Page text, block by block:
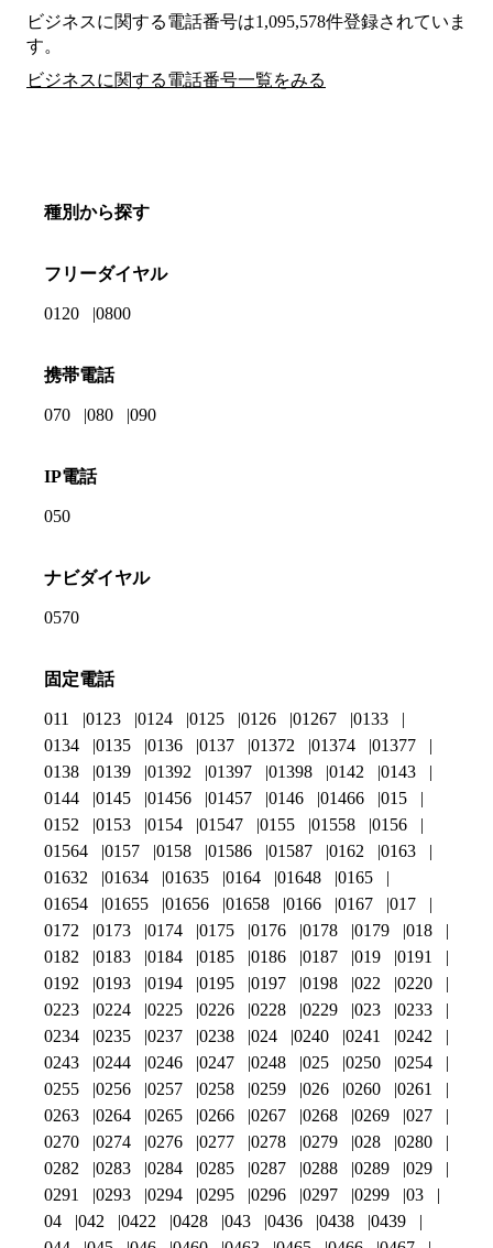
ビジネスに関する電話番号は1,095,578件登録されていま
す。
ビジネスに関する電話番号一覧をみる
種別から探す
フリーダイヤル
0120 0800
携帯電話
070 080 090
IP電話
050
ナビダイヤル
0570
固定電話
011 0123 0124 0125 0126 01267
0133
0134
0135 0136 0137 01372 01374
01377
0138
0139 01392 01397 01398 0142
0143
0144
0145 01456 01457 0146 01466
015
0152
0153 0154 01547 0155 01558
0156
01564
0157 0158 01586 01587 0162
0163
01632
01634 01635 0164 01648
0165
01654
01655 01656 01658 0166 0167
017
0172
0173 0174 0175 0176 0178 0179
018
0182
0183 0184 0185 0186 0187 019
0191
0192
0193 0194 0195 0197 0198 022
0220
0223
0224 0225 0226 0228 0229 023
0233
0234
0235 0237 0238 024 0240 0241
0242
0243
0244 0246 0247 0248 025 0250
0254
0255
0256 0257 0258 0259 026 0260
0261
0263
0264 0265 0266 0267 0268 0269
027
0270
0274 0276 0277 0278 0279 028
0280
0282
0283 0284 0285 0287 0288 0289
029
0291
0293 0294 0295 0296 0297 0299
03
04
042 0422 0428 043 0436 0438
0439